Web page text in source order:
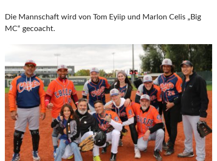
Die Mannschaft wird von Tom Eyiip und Marlon Celis „Big
MC“ gecoacht.